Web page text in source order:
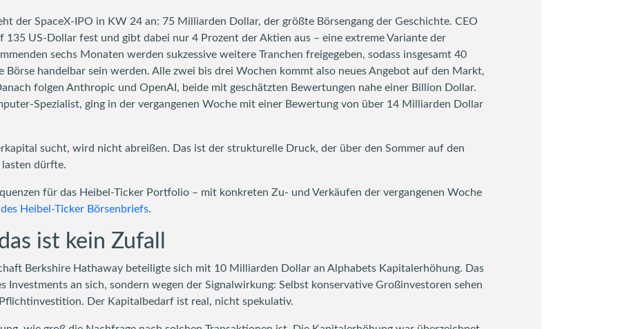
der SpaceX-IPO in KW 24 an: 75 Milliarden Dollar, der größte Börsengang der Geschichte. CEO
135 US-Dollar fest und gibt dabei nur 4 Prozent der Aktien aus – eine extreme Variante der
sechs Monaten werden sukzessive weitere Tranchen freigegeben, sodass insgesamt 40
Börse handelbar sein werden. Alle zwei bis drei Wochen kommt also neues Angebot auf den Markt,
folgen Anthropic und OpenAI, beide mit geschätzten Bewertungen nahe einer Billion Dollar.
Spezialist, ging in der vergangenen Woche mit einer Bewertung von über 14 Milliarden Dollar
sucht, wird nicht abreißen. Das ist der strukturelle Druck, der über den Sommer auf den
dürfte.
für das Heibel-Ticker Portfolio – mit konkreten Zu- und Verkäufen der vergangenen Woche
Heibel-Ticker Börsenbriefs.
ist kein Zufall
Berkshire Hathaway beteiligte sich mit 10 Milliarden Dollar an Alphabets Kapitalerhöhung. Das
Investments an sich, sondern wegen der Signalwirkung: Selbst konservative Großinvestoren sehen
Der Kapitalbedarf ist real, nicht spekulativ.